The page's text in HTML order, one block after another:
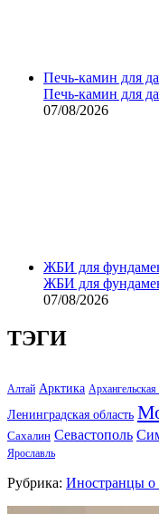
Печь-камин для
Печь-камин для
07/08/2026
ЖБИ для
ЖБИ для
07/08/2026
ТЭГИ
Алтай Арктика Архангельская
Ленинградская область
Сахалин Севастополь
Ярославль
Рубрика: Иностранцы о